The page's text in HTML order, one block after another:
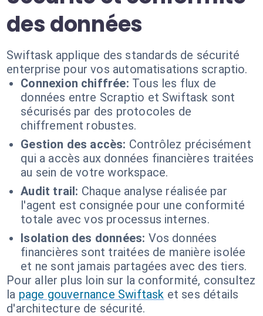
des données
Swiftask applique des standards de sécurité
enterprise pour vos automatisations scraptio.
Connexion chiffrée: Tous les flux de
données entre Scraptio et Swiftask sont
sécurisés par des protocoles de
chiffrement robustes.
Gestion des accès: Contrôlez précisément
qui a accès aux données financières traitées
au sein de votre workspace.
Audit trail: Chaque analyse réalisée par
l'agent est consignée pour une conformité
totale avec vos processus internes.
Isolation des données: Vos données
financières sont traitées de manière isolée
et ne sont jamais partagées avec des tiers.
Pour aller plus loin sur la conformité, consultez
la page gouvernance Swiftask et ses détails
d'architecture de sécurité.